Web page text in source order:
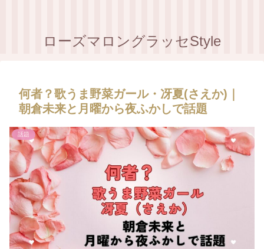
ローズマロングラッセStyle
何者？歌うま野菜ガール・冴夏(さえか)｜
朝倉未来と月曜から夜ふかしで話題
話題